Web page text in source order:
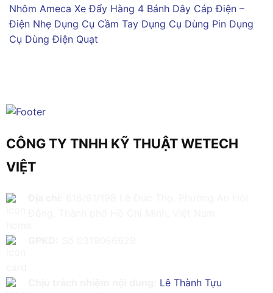
Nhôm Ameca Xe Đẩy Hàng 4 Bánh Dây Cáp Điện –
Điện Nhẹ Dụng Cụ Cầm Tay Dụng Cụ Dùng Pin Dụng
Cụ Dùng Điện Quạt
CÔNG TY TNHH KỸ THUẬT WETECH
VIỆT
Lê Thành Tựu